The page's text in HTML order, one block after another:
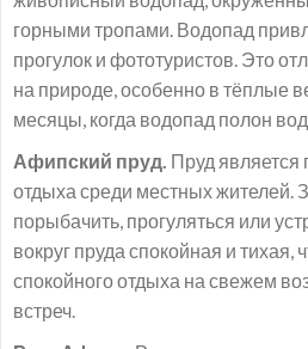
горными тропами. Водопад
прогулок и фототуристов. Это
на природе, особенно в тёплые
месяцы, когда водопад полон
Афипский пруд. Пруд
отдыха среди местных жителей.
порыбачить, прогуляться или
вокруг пруда спокойная и тихая,
спокойного отдыха на свежем
встреч.